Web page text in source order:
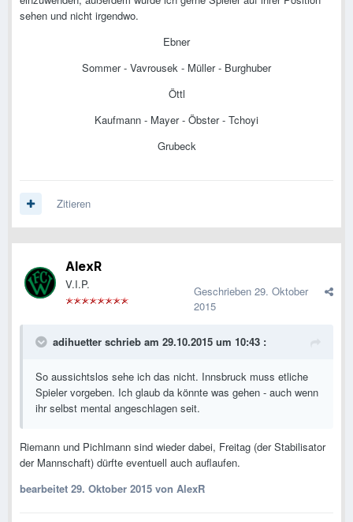
sehen und nicht irgendwo.
Ebner
Sommer - Vavrousek - Müller - Burghuber
Öttl
Kaufmann - Mayer - Öbster - Tchoyi
Grubeck
Zitieren
AlexR
V.I.P. Geschrieben 29. Oktober
2015
adihuetter schrieb am 29.10.2015 um 10:43 :
So aussichtslos sehe ich das nicht. Innsbruck muss etliche
Spieler vorgeben. Ich glaub da könnte was gehen - auch wenn
ihr selbst mental angeschlagen seit.
Riemann und Pichlmann sind wieder dabei, Freitag (der Stabilisator
der Mannschaft) dürfte eventuell auch auflaufen.
bearbeitet 29. Oktober 2015 von AlexR